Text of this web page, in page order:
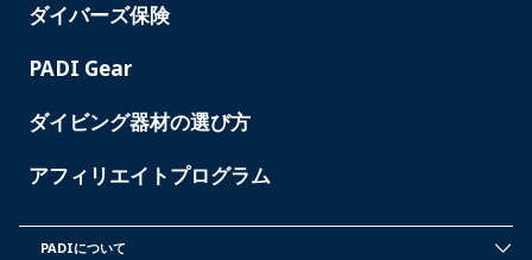
ダイバーズ保険
PADI Gear
ダイビング器材の選び方
アフィリエイトプログラム
PADIについて